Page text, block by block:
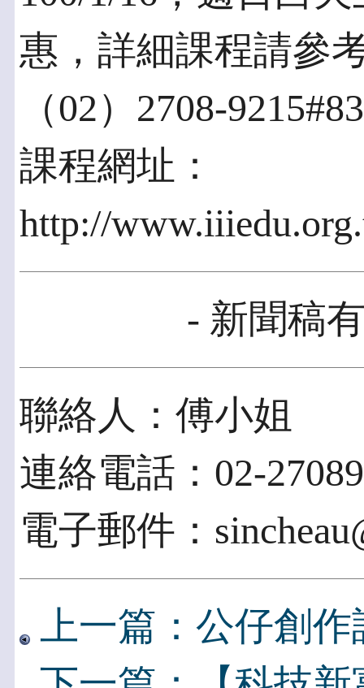
惠，詳細課程請參
（02）2708-
課程網址：
http://
- 新聞稿
聯絡人：傅小姐
連絡電話：02-
電子郵件：
上一篇：公仔創